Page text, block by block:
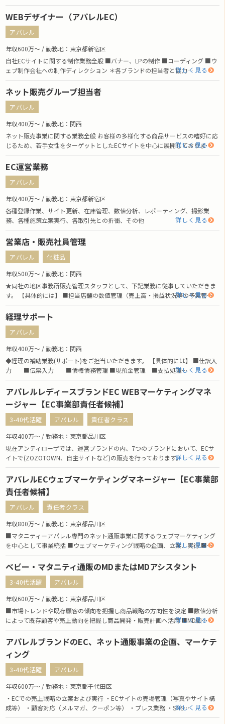
WEBデザイナー（アパレルEC）
アパレル
年収600万〜 / 勤務地：東京都新宿区
自社ECサイトに関する制作業務全般 ■バナー、LPの制作 ■コーディング ■ウ
ェブ制作会社への制作ディレクション ＊各ブランドの担当者と協力…
詳しく見る
ネット販売グループ担当者
アパレル
年収400万〜 / 勤務地：関西
ネット販売事業に関する業務全般 お客様の多様化する商品サービスの嗜好に応
じるため、若手女性をターゲットとしたECサイトを中心に展開しておりま…
詳しく見る
EC運営業務
アパレル
年収400万〜 / 勤務地：東京都新宿区
各種登録作業、サイト更新、在庫管理、数値分析、レポーティング、撮影業
務、各種施策立案実行、各取引先との折衝、その他
詳しく見る
営業店・販売社員管理
アパレル
化粧品
年収500万〜 / 勤務地：関西
★同社の地区事務所販売管理スタッフとして、下記業務に従事していただきま
す。 【具体的には】 ■担当店舗の数値管理（売上高・損益状況等の予実管…
詳しく見る
経理サポート
アパレル
年収400万〜 / 勤務地：関西
◆経理の補助業務(サポート)をご担当いただきます。 【具体的には】 ■仕訳入
力 ■伝票入力 ■債権債務管理 ■現預金管理 ■支払処理…詳しく見る
アパレルレディースブランドEC WEBマーケティングマネ
ージャー【EC事業部責任者候補】
3-40代活躍 アパレル
責任者クラス
年収400万〜 / 勤務地：東京都品川区
現在アンティローザでは、運営ブランドの内、7つのブランドにおいて、ECサ
イトで(ZOZOTOWN、自主サイトなど)の販売を行っております。 …詳しく見る
アパレルECウェブマーケティングマネージャー【EC事業部
責任者候補】
アパレル
責任者クラス
年収800万〜 / 勤務地：東京都品川区
■マタニティーアパレル専門のネット通販事業に関するウェブマーケティング
を中心として事業統括 ■ウェブマーケティング戦略の企画、立案、実行 ■…
詳しく見る
ベビー・マタニティ通販のMDまたはMDアシスタント
3-40代活躍
アパレル
年収600万〜 / 勤務地：東京都品川区
■市場トレンドや既存顧客の傾向を把握し商品戦略の方向性を決定 ■数値分析
によって既存顧客や売上動向を把握し商品開発・販売計画へ活用 ■MD顧…
詳しく見る
アパレルブランドのEC、ネット通販事業の企画、マーケテ
ィング
3-40代活躍
アパレル
年収600万〜 / 勤務地：東京都千代田区
・ECでの売上戦略の立案および実行 ・ECサイトの売場管理（写真やサイト構
成等） ・顧客対応（メルマガ、クーポン等） ・プレス業務 ・SNS…詳しく見る